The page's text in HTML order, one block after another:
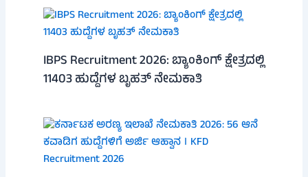
IBPS Recruitment 2026: ಬ್ಯಾಂಕಿಂಗ್ ಕ್ಷೇತ್ರದಲ್ಲಿ
11403 ಹುದ್ದೆಗಳ ಬೃಹತ್ ನೇಮಕಾತಿ